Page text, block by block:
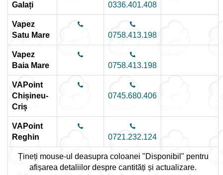
Galați
0336.401.408
Vapez
Satu Mare
0758.413.198
Vapez
Baia Mare
0758.413.198
VAPoint
Chișineu-
Criș
0745.680.406
VAPoint
Reghin
0721.232.124
Țineți mouse-ul deasupra coloanei "Disponibil" pentru
afișarea detaliilor despre cantități și actualizare.